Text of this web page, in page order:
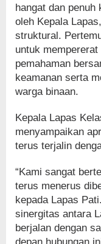
hangat dan penuh
oleh Kepala
struktural.
untuk
pemahaman
keamanan serta
warga binaan.
Kepala Lapas
menyampaikan
terus terjalin
“Kami sangat
terus menerus
kepada Lapas
sinergitas antara
berjalan dengan
depan hubungan